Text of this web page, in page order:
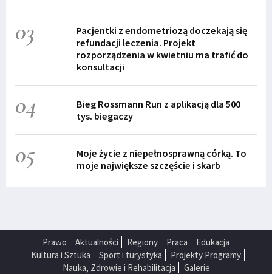
03
Pacjentki z endometriozą doczekają się
refundacji leczenia. Projekt
rozporządzenia w kwietniu ma trafić do
konsultacji
04
Bieg Rossmann Run z aplikacją dla 500
tys. biegaczy
05
Moje życie z niepełnosprawną córką. To
moje największe szczęście i skarb
Prawo Aktualności Regiony Praca
Edukacja
Kultura i Sztuka
Sport i turystyka
Projekty Programy
Nauka, Zdrowie i Rehabilitacja
Galerie